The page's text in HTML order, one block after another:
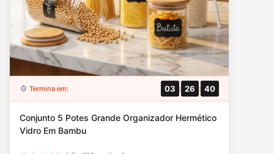
Termina em: 03 : 26 : 39
Conjunto 5 Potes Grande Organizador Hermético
Vidro Em Bambu